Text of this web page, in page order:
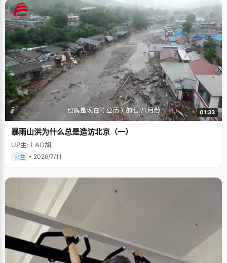
01:33
暴雨山洪为什么总是造访北京（一）
UP主: LAO胡
公益 • 2026/7/11